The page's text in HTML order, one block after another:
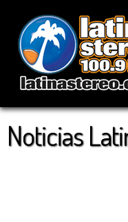
Noticias